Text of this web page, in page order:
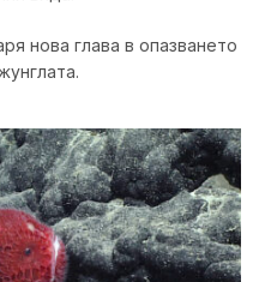
нова глава в опазването